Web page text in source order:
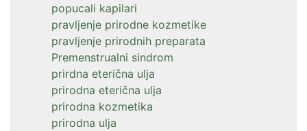
popucali kapilari
pravljenje prirodne kozmetike
pravljenje prirodnih preparata
Premenstrualni sindrom
prirdna eterična ulja
prirodna eterična ulja
prirodna kozmetika
prirodna ulja